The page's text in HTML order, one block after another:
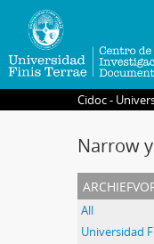
Cidoc -
Narrow
All
Universidad